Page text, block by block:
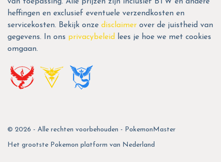
heffingen en exclusief eventuele verzendkosten en
servicekosten. Bekijk onze disclaimer over de juistheid van
gegevens. In ons privacybeleid
lees je hoe we met cookies
omgaan.
© 2026 - Alle rechten voorbehouden - PokemonMaster
Het grootste Pokemon platform van Nederland